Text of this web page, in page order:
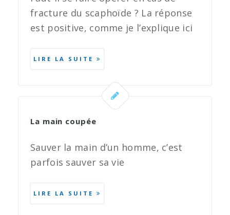
fracture du scaphoïde ? La réponse
est positive, comme je l’explique ici
LIRE LA SUITE
La main coupée
Sauver la main d’un homme, c’est
parfois sauver sa vie
LIRE LA SUITE